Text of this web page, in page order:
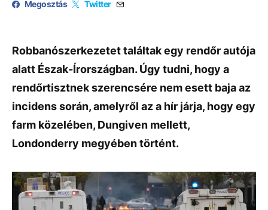
Megosztás Twitter
Robbanószerkezetet találtak egy rendőr autója
alatt Észak-Írországban. Úgy tudni, hogy a
rendőrtisztnek szerencsére nem esett baja az
incidens során, amelyről az a hír járja, hogy egy
farm közelében, Dungiven mellett,
Londonderry megyében történt.